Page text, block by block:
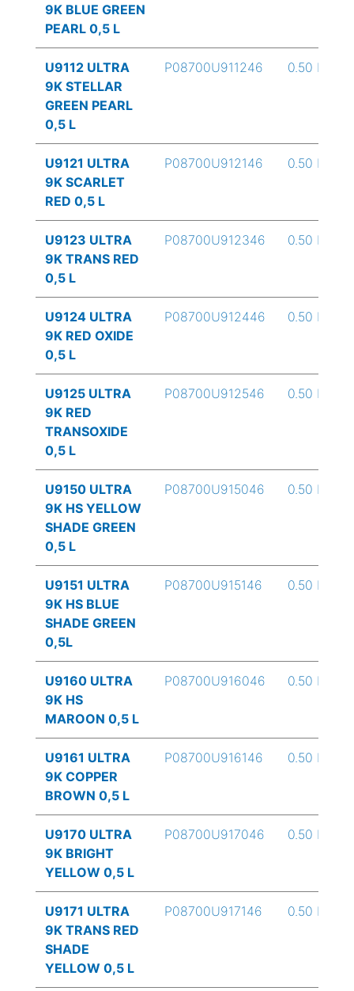
9K BLUE GREEN
PEARL 0,5 L
U9112 ULTRA
9K STELLAR
GREEN PEARL
0,5 L
P08700U911246 0.50 L
U9121 ULTRA
9K SCARLET
RED 0,5 L
P08700U912146 0.50 L
U9123 ULTRA
9K TRANS RED
0,5 L
P08700U912346 0.50 L
U9124 ULTRA
9K RED OXIDE
0,5 L
P08700U912446 0.50 L
U9125 ULTRA
9K RED
TRANSOXIDE
0,5 L
P08700U912546 0.50 L
U9150 ULTRA
9K HS YELLOW
SHADE GREEN
0,5 L
P08700U915046 0.50 L
U9151 ULTRA
9K HS BLUE
SHADE GREEN
0,5L
P08700U915146 0.50 L
U9160 ULTRA
9K HS
MAROON 0,5 L
P08700U916046 0.50 L
U9161 ULTRA
9K COPPER
BROWN 0,5 L
P08700U916146 0.50 L
U9170 ULTRA
9K BRIGHT
YELLOW 0,5 L
P08700U917046 0.50 L
U9171 ULTRA
9K TRANS RED
SHADE
YELLOW 0,5 L
P08700U917146 0.50 L